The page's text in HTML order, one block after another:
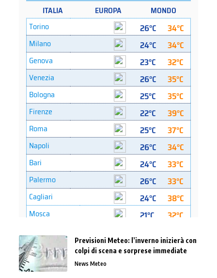
Previsioni Meteo: l’inverno inizierà con
colpi di scena e sorprese immediate
News Meteo